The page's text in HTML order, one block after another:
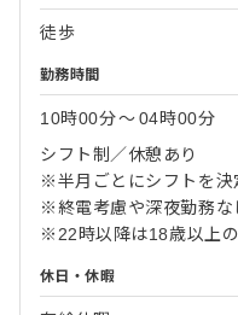
徒歩
勤務時間
10時00分〜04時00分
シフト制／休憩あり
※半月ごとにシフトを決
※終電考慮や深夜勤務な
※22時以降は18歳以上
休日・休暇